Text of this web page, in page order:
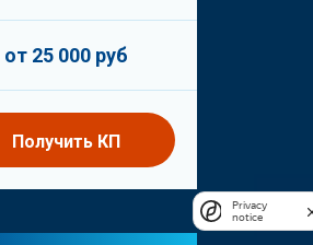
от 25 000 руб
Получить КП
Privacy
notice